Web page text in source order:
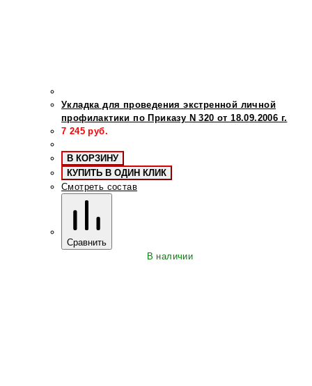
Укладка для проведения экстренной личной
профилактики по Приказу N 320 от 18.09.2006 г.
7 245 руб.
В КОРЗИНУ
КУПИТЬ В ОДИН КЛИК
Смотреть состав
Сравнить
В наличии